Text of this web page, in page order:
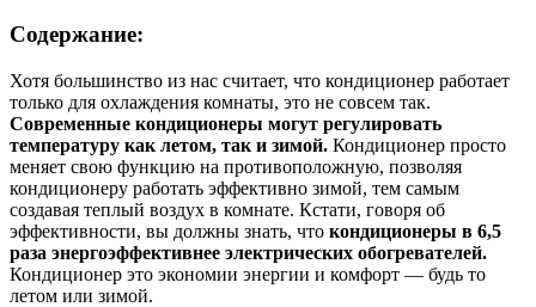
Содержание:
Хотя большинство из нас считает, что кондиционер работает
только для охлаждения комнаты, это не совсем так.
Современные кондиционеры могут регулировать
температуру как летом, так и зимой. Кондиционер просто
меняет свою функцию на противоположную, позволяя
кондиционеру работать эффективно зимой, тем самым
создавая теплый воздух в комнате. Кстати, говоря об
эффективности, вы должны знать, что кондиционеры в 6,5
раза энергоэффективнее электрических обогревателей.
Кондиционер это экономии энергии и комфорт — будь то
летом или зимой.